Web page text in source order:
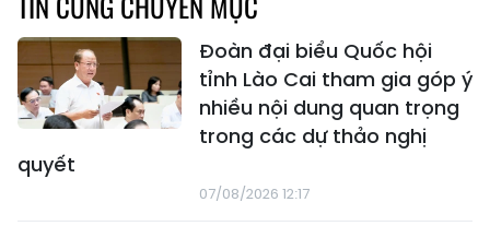
Đoàn đại biểu Quốc hội
tỉnh Lào Cai tham gia góp ý
nhiều nội dung quan trọng
trong các dự thảo nghị
quyết
07/08/2026 12:17